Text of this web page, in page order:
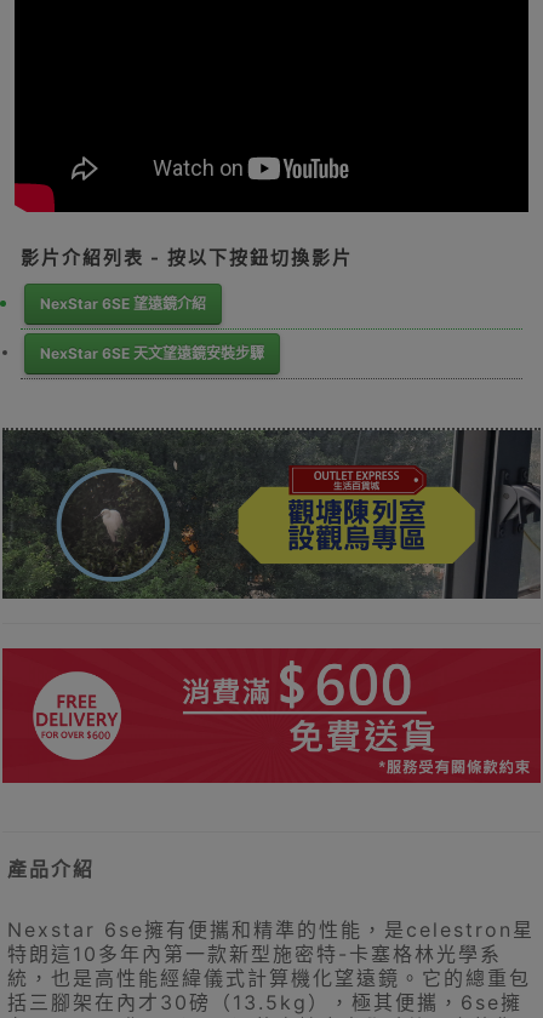
影片介紹列表 - 按以下按鈕切換影片
NexStar 6SE 望遠鏡介紹
NexStar 6SE 天文望遠鏡安裝步驟
產品介紹
Nexstar 6se擁有便攜和精準的性能，是celestron星
特朗這10多年內第一款新型施密特-卡塞格林光學系
統，也是高性能經緯儀式計算機化望遠鏡。它的總重包
括三腳架在內才30磅（13.5kg），極其便攜，6se擁